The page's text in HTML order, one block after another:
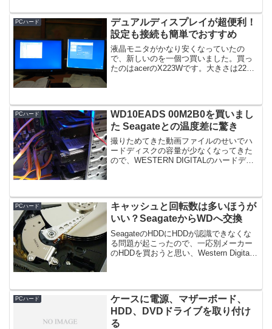
ドをケースに固定。心配していたCPUク
ーラー（...
PCハード
デュアルディスプレイが超便利！
設定も接続も簡単でおすすめ
液晶モニタがかなり安くなっていたの
で、新しいのを一個つ買いました。買っ
たのはacerのX223Wです。大きさは22イ
PCハード
WD10EADS 00M2B0を買いまし
た Seagateとの温度差に驚き
撮りためてきた動画ファイルのせいでハ
ードディスクの容量が少なくなってきた
ので、WESTERN DIGITALのハードディ
PCハード
キャッシュと回転数は多いほうが
いい？SeagateからWDへ交換
SeagateのHDDにHDDが認識できなくな
る問題が起こったので、一応別メーカー
のHDDを買おうと思い、Western Digital
PCハード
ケースに電源、マザーボード、
HDD、DVDドライブを取り付け
る